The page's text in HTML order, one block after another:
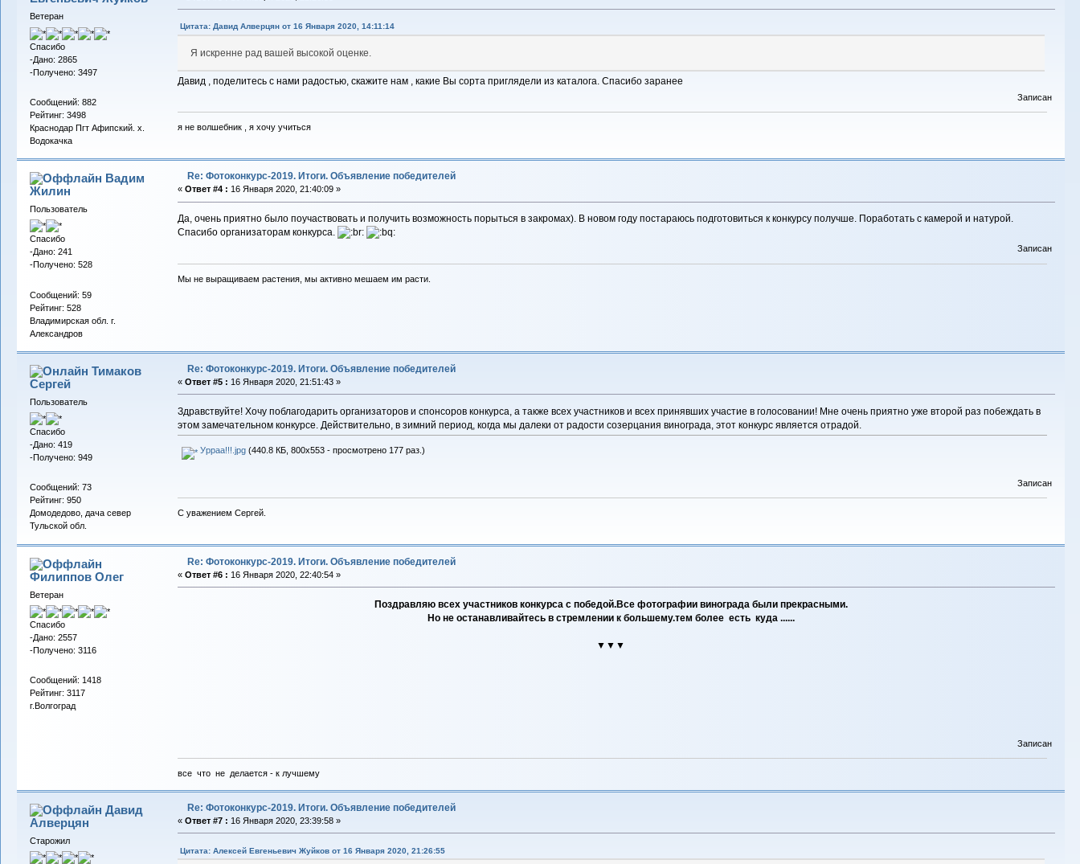
Ветеран
Спасибо
-Дано: 2865
-Получено: 3497
Сообщений: 882
Рейтинг: 3498
Краснодар Пгт Афипский. х.
Водокачка
Цитата: Давид Алверцян от 16 Января 2020, 14:11:14
Я искренне рад вашей высокой оценке.
Давид , поделитесь с нами радостью, скажите нам , какие Вы сорта приглядели из каталога. Спасибо заранее
Записан
я не волшебник , я хочу учиться
Вадим
Жилин
Пользователь
Спасибо
-Дано: 241
-Получено: 528
Сообщений: 59
Рейтинг: 528
Владимирская обл. г.
Александров
Re: Фотоконкурс-2019. Итоги. Объявление победителей
« Ответ #4 : 16 Января 2020, 21:40:09 »
Да, очень приятно было поучаствовать и получить возможность порыться в закромах). В новом году постараюсь подготовиться к конкурсу получше. Поработать с камерой и натурой.
Спасибо организаторам конкурса.
Записан
Мы не выращиваем растения, мы активно мешаем им расти.
Тимаков
Сергей
Пользователь
Спасибо
-Дано: 419
-Получено: 949
Сообщений: 73
Рейтинг: 950
Домодедово, дача север
Тульской обл.
Re: Фотоконкурс-2019. Итоги. Объявление победителей
« Ответ #5 : 16 Января 2020, 21:51:43 »
Здравствуйте! Хочу поблагодарить организаторов и спонсоров конкурса, а также всех участников и всех принявших участие в голосовании! Мне очень приятно уже второй раз побеждать в
этом замечательном конкурсе. Действительно, в зимний период, когда мы далеки от радости созерцания винограда, этот конкурс является отрадой.
Урраа!!!.jpg(440.8 КБ, 800x553 - просмотрено 177 раз.)
Записан
С уважением Сергей.
Филиппов Олег
Ветеран
Спасибо
-Дано: 2557
-Получено: 3116
Сообщений: 1418
Рейтинг: 3117
г.Волгоград
Re: Фотоконкурс-2019. Итоги. Объявление победителей
« Ответ #6 : 16 Января 2020, 22:40:54 »
Поздравляю всех участников конкурса с победой.Все фотографии винограда были прекрасными.
Но не останавливайтесь в стремлении к большему.тем более есть куда ......
▼▼▼
Записан
все что не делается - к лучшему
Давид
Алверцян
Старожил
Re: Фотоконкурс-2019. Итоги. Объявление победителей
« Ответ #7 : 16 Января 2020, 23:39:58 »
Цитата: Алексей Евгеньевич Жуйков от 16 Января 2020, 21:26:55